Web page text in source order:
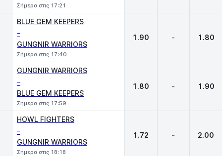
Σήμερα στις 17:21
BLUE GEM KEEPERS
-
GUNGNIR WARRIORS
Σήμερα στις 17:40
1.90 - 1.80
GUNGNIR WARRIORS
-
BLUE GEM KEEPERS
Σήμερα στις 17:59
1.80 - 1.90
HOWL FIGHTERS
-
GUNGNIR WARRIORS
Σήμερα στις 18:18
1.72 - 2.00